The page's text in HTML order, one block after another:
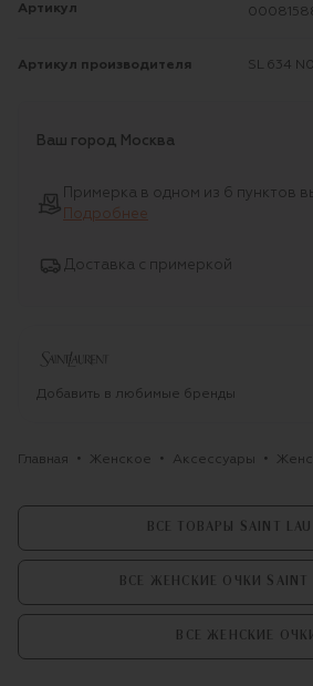
Артикул
Артикул производителя SL 634
Ваш город Москва
Примерка в одном из 6 пунктов
Подробнее
Доставка с примеркой
Добавить в любимые бренды
Главная Женское Аксессуары
ВСЕ ТОВАРЫ SAINT
ВСЕ ЖЕНСКИЕ ОЧКИ SAINT
ВСЕ ЖЕНСКИЕ ОЧКИ